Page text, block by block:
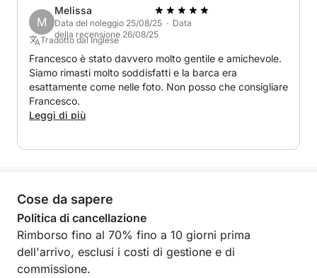
imbarcazione, dotata di ogni comfort, vi garantirà un
viaggio all'insegna del relax e del lusso. Il nostro
equipaggio, discreto e professionale, sarà a vostra
completa disposizione per soddisfare ogni vostro
desiderio e rendere questa giornata semplicemente
perfetta. Preparatevi a vivere un sogno ad occhi
aperti, un'esperienza che rimarrà impressa nei vostri
M
Melissa
Data del noleggio 25/08/25 · Data
della recensione 26/08/25
Tradotto dal Inglese
Francesco è stato davvero molto gentile e amichevole.
Siamo rimasti molto soddisfatti e la barca era
esattamente come nelle foto. Non posso che consigliare
Francesco.
Leggi di più
Cose da sapere
Politica di cancellazione
Rimborso fino al 70% fino a 10 giorni prima
dell'arrivo, esclusi i costi di gestione e di
commissione.